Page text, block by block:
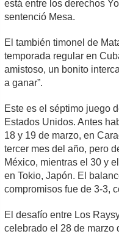
está entre los derechos
sentenció Mesa.
El también timonel de
temporada regular en
amistoso, un bonito
a ganar”.
Este es el séptimo juego
Estados Unidos. Antes
18 y 19 de marzo, en
tercer mes del año, pero
México, mientras el 30 y
en Tokio, Japón. El
compromisos fue de 3-3,
El desafío entre Los
celebrado el 28 de marzo